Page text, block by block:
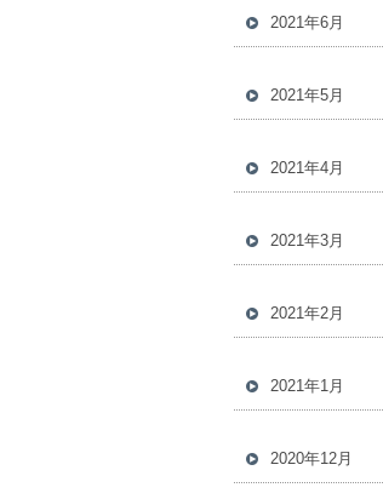
2021年6月
2021年5月
2021年4月
2021年3月
2021年2月
2021年1月
2020年12月